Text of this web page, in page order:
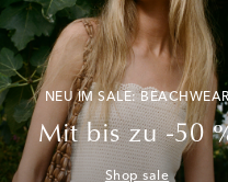
NEU IM SALE: BEACHWEAR
Mit bis zu -50
Shop sale